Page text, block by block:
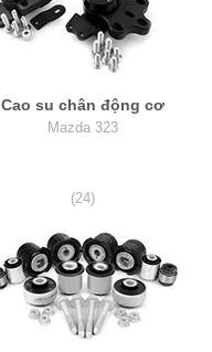
Cao su chân động cơ
Mazda 323
(24)